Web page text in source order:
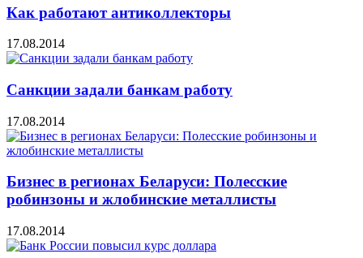
Как работают антиколлекторы
17.08.2014
Санкции задали банкам работу
17.08.2014
Бизнес в регионах Беларуси: Полесские
робинзоны и жлобинские металлисты
17.08.2014